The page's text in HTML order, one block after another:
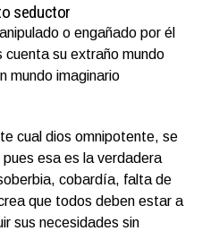
seductor
o engañado por él
cuenta su extraño mundo
mundo imaginario
cual dios omnipotente, se
esa es la verdadera
cobardía, falta de
que todos deben estar a
sus necesidades sin